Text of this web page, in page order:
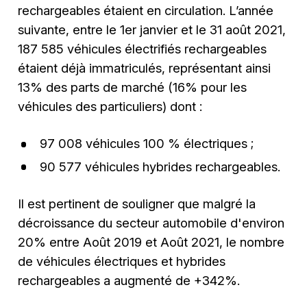
rechargeables étaient en circulation. L’année
suivante, entre le 1er janvier et le 31 août 2021,
187 585 véhicules électrifiés rechargeables
étaient déjà immatriculés, représentant ainsi
13% des parts de marché (16% pour les
véhicules des particuliers) dont :
97 008 véhicules 100 % électriques ;
90 577 véhicules hybrides rechargeables.
Il est pertinent de souligner que malgré la
décroissance du secteur automobile d'environ
20% entre Août 2019 et Août 2021, le nombre
de véhicules électriques et hybrides
rechargeables a augmenté de +342%.